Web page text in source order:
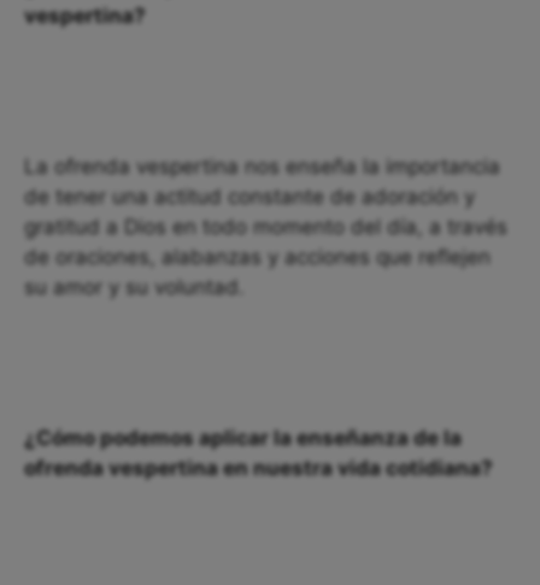
vespertina?
La ofrenda vespertina nos enseña la importancia
de tener una actitud constante de adoración y
gratitud a Dios en todo momento del día, a través
de oraciones, alabanzas y acciones que reflejen
su amor y su voluntad.
¿Cómo podemos aplicar la enseñanza de la
ofrenda vespertina en nuestra vida cotidiana?